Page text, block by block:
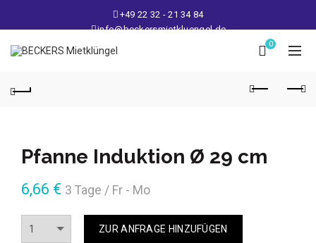
+49 22 32 - 21 34 84
info@beckersmietkluengel.de
Lager: Gutenbergstraße 1 - 50389 Wesseling
Mo - Fr: 9 – 17 Uhr, Sa: 9 – 12 Uhr
0
Pfanne Induktion Ø 29 cm
6,66 € 3 Tage / Fr - Mo
ZUR ANFRAGE HINZUFÜGEN